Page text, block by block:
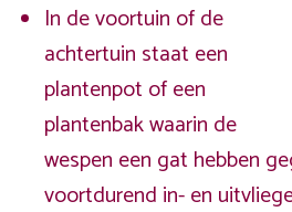
In de voortuin of de
achtertuin staat een
plantenpot of een
plantenbak waarin de
wespen een gat hebben
voortdurend in- en